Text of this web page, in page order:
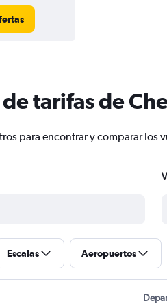
tarifas de
para encontrar y comparar los
Escalas Aeropuertos